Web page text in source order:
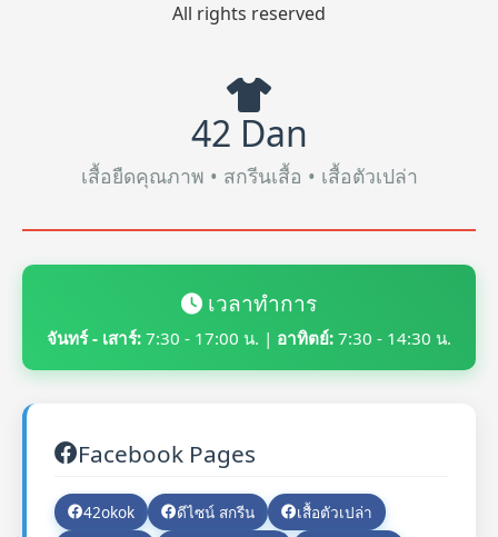
All rights reserved
42 Dan
เสื้อยืดคุณภาพ • สกรีนเสื้อ • เสื้อตัวเปล่า
เวลาทำการ
จันทร์ - เสาร์: 7:30 - 17:00 น. | อาทิตย์: 7:30 - 14:30 น.
Facebook Pages
42okok ดีไซน์ สกรีน
เสื้อตัวเปล่า